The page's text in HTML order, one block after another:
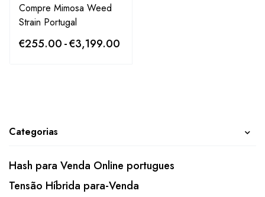
Categorias
Hash para Venda Online portugues
Tensão Híbrida para-Venda
Compre Mimosa Weed
Strain Portugal
€255.00-€3,199.00